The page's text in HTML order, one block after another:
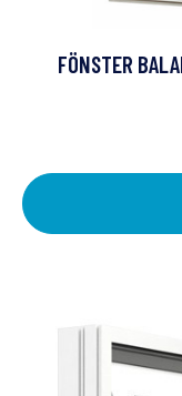
FÖNSTER